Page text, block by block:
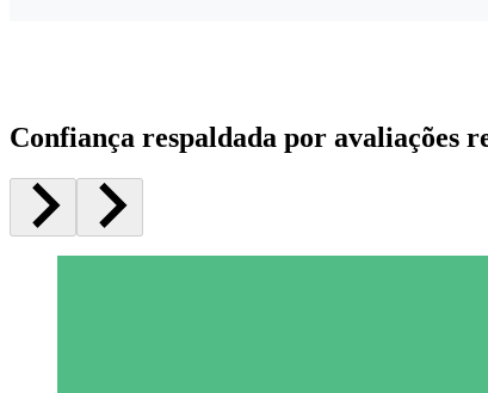
Confiança respaldada por avaliações